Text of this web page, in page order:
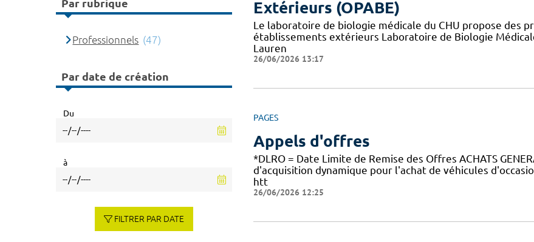
Extérieurs (OPABE)
Le laboratoire de biologie médicale du CHU propose des
établissements extérieurs Laboratoire de Biologie
Lauren
26/06/2026 13:17
PAGES
Appels d'offres
*DLRO = Date Limite de Remise des Offres ACHATS
d'acquisition dynamique pour l'achat de véhicules
htt
26/06/2026 12:25
Par rubrique
Professionnels (47)
Par date de création
Du
à
FILTRER PAR DATE